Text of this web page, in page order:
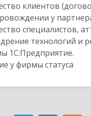
клиентов
у
специалистов,
технологий и
1С:Предприятие.
у фирмы статуса